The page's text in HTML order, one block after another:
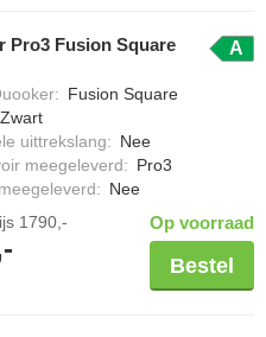
Pro3 Fusion Square
A
: Fusion Square
Zwart
uittrekslang: Nee
meegeleverd: Pro3
: Nee
1790,- Op voorraad
Bestel